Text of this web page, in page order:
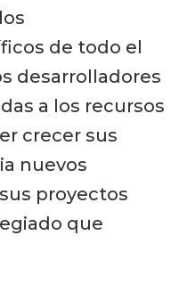
de todo el
desarrolladores
a los recursos
crecer sus
nuevos
proyectos
que